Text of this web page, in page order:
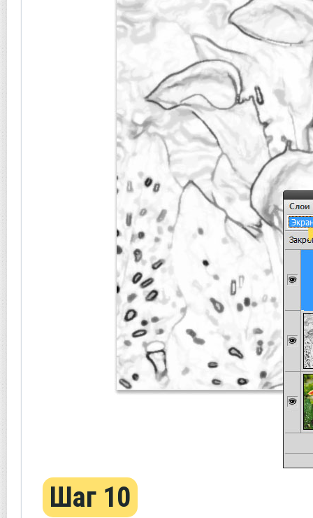
Шаг 10